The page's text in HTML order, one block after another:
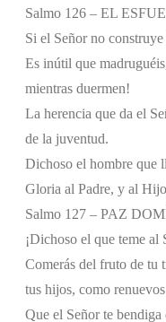
Salmo 126 – EL
Si el Señor no construye
Es inútil que
mientras duermen!
La herencia que da el
de la juventud.
Dichoso el hombre que
Gloria al Padre, y al
Salmo 127 – PAZ
¡Dichoso el que teme al
Comerás del fruto de tu
tus hijos, como
Que el Señor te bendiga